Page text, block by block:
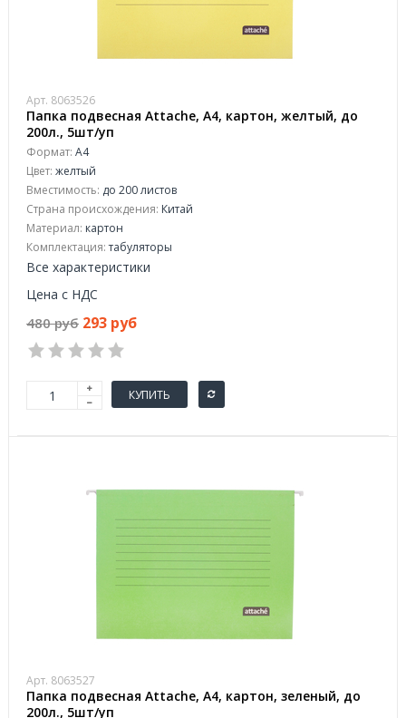
Арт. 8063526
Папка подвесная Attache, А4, картон, желтый, до
200л., 5шт/уп
Формат: А4
Цвет: желтый
Вместимость: до 200 листов
Страна происхождения: Китай
Материал: картон
Комплектация:табуляторы
Все характеристики
Цена с НДС
480 руб 293 руб
КУПИТЬ
Арт. 8063527
Папка подвесная Attache, А4, картон, зеленый, до
200л., 5шт/уп